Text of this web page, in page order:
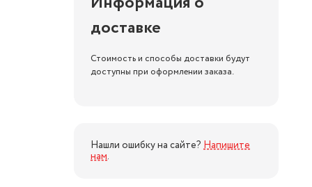
доставке
Стоимость и способы доставки будут
доступны при оформлении заказа.
Нашли ошибку на сайте? Напишите
нам.